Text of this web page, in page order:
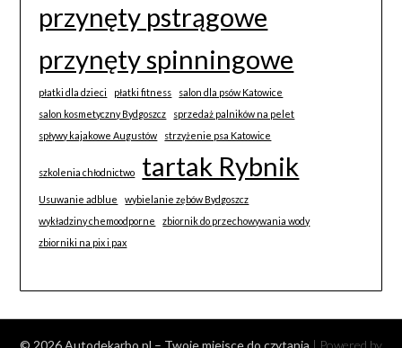
przynęty pstrągowe
przynęty spinningowe
płatki dla dzieci płatki fitness
salon dla psów Katowice
salon kosmetyczny Bydgoszcz
sprzedaż palników na pelet
spływy kajakowe Augustów
strzyżenie psa Katowice
szkolenia chłodnictwo tartak Rybnik
Usuwanie adblue
wybielanie zębów Bydgoszcz
wykładziny chemoodporne
zbiornik do przechowywania wody
zbiorniki na pix i pax
© 2026 Autodekarbo.pl – Twoje miejsce do czytania | Powered by